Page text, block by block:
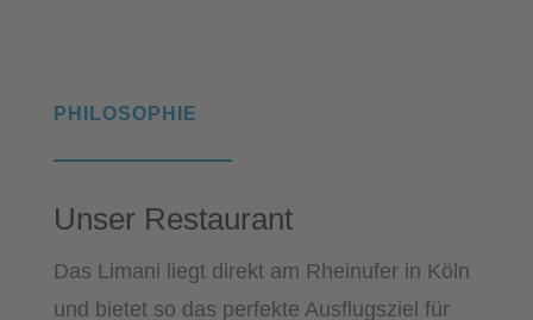
PHILOSOPHIE
Unser Restaurant
Das Limani liegt direkt am Rheinufer in Köln
und bietet so das perfekte Ausflugsziel für